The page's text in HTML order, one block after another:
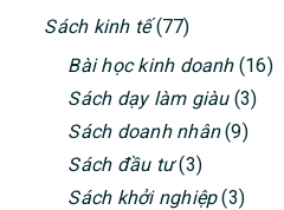
Sách kinh tế(77)
Bài học kinh doanh(16)
Sách dạy làm giàu(3)
Sách doanh nhân(9)
Sách đầu tư(3)
Sách khởi nghiệp(3)